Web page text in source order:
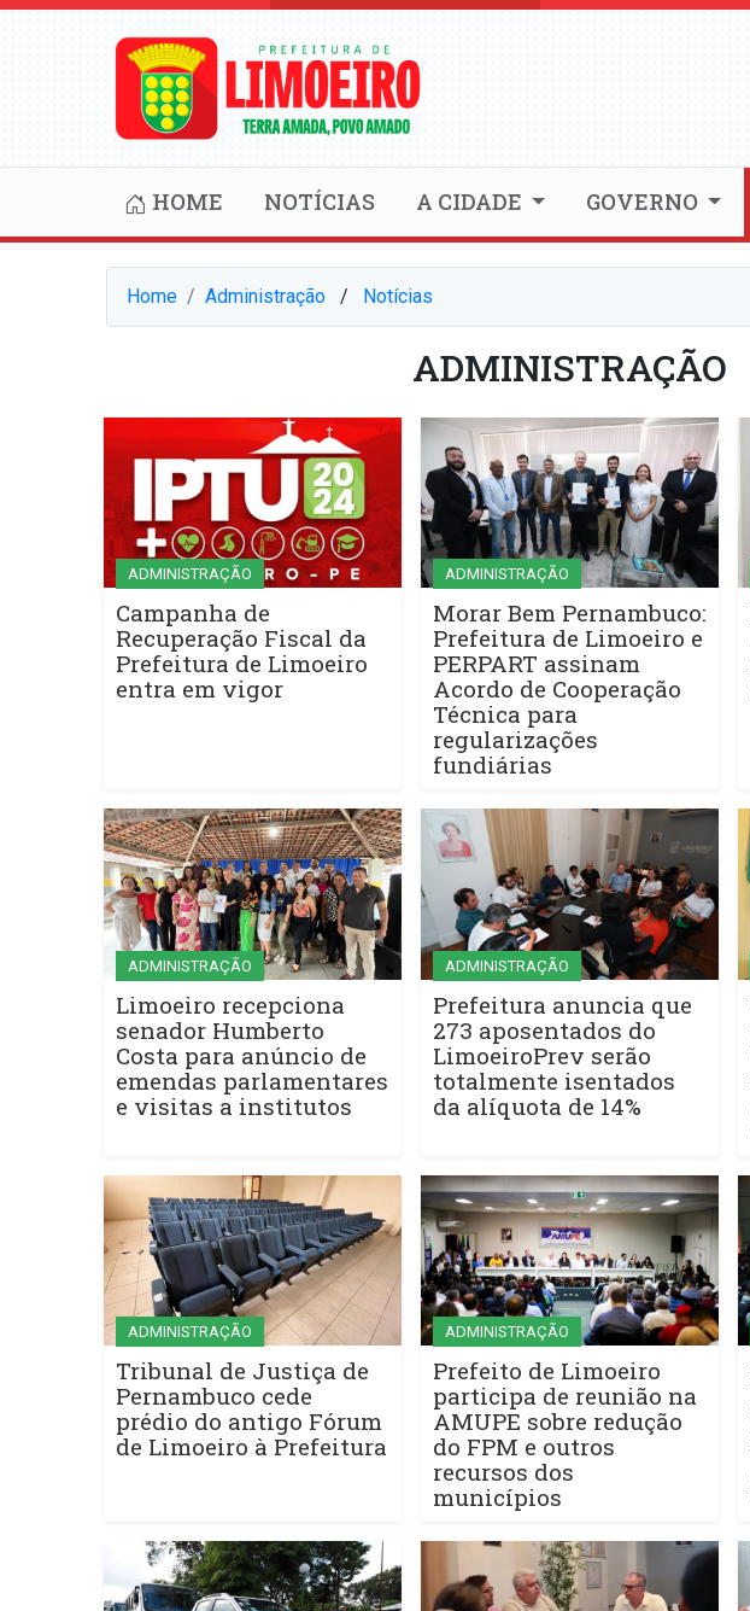
HOME NOTÍCIAS A CIDADE GOVERNO
Home Administração⠀/⠀ Notícias
ADMINISTRAÇÃO
ADMINISTRAÇÃO
Campanha de
Recuperação Fiscal da
Prefeitura de Limoeiro
entra em vigor
ADMINISTRAÇÃO
Morar Bem Pernambuco:
Prefeitura de Limoeiro e
PERPART assinam
Acordo de Cooperação
Técnica para
regularizações
fundiárias
ADMINISTRAÇÃO
Limoeiro recepciona
senador Humberto
Costa para anúncio de
emendas parlamentares
e visitas a institutos
ADMINISTRAÇÃO
Prefeitura anuncia que
273 aposentados do
LimoeiroPrev serão
totalmente isentados
da alíquota de 14%
ADMINISTRAÇÃO
Tribunal de Justiça de
Pernambuco cede
prédio do antigo Fórum
de Limoeiro à Prefeitura
ADMINISTRAÇÃO
Prefeito de Limoeiro
participa de reunião na
AMUPE sobre redução
do FPM e outros
recursos dos
municípios